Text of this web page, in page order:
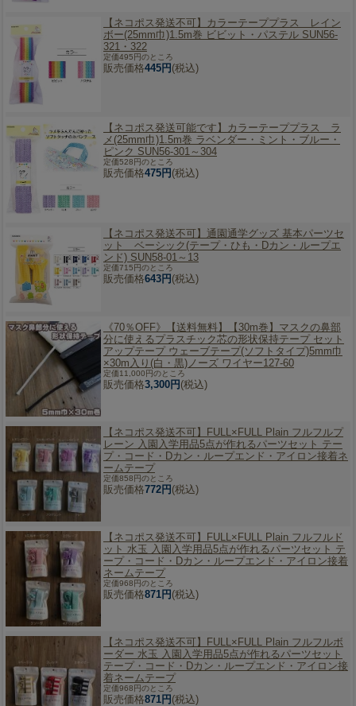
【ネコポス発送不可】
カラーテーププラス レイン
ボー(25mm巾)1.5m巻 ビビット・パステル SUN56-
321・322
定価495円のところ
販売価格445円 (税込)
【ネコポス発送可能です】
カラーテーププラス ラ
メ(25mm巾)1.5m巻 ラベンダー・ミント・ブルー・
ピンク SUN56-301～304
定価528円のところ
販売価格475円 (税込)
【ネコポス発送不可】 通園通学グッズ 基本パーツセ
ット ベーシック(テープ・ひも・Dカン・ループエ
ンド) SUN58-01～13
定価715円のところ
販売価格643円 (税込)
《70％OFF》【送料無料】
【30m巻】マスクの鼻部
分に使えるプラスチック芯の形状保持テープ セット
アップテープ ウェーブテープ(ソフトタイプ)5mm巾
×30m入り(白・黒)ノーズ ワイヤー127-60
定価11,000円のところ
販売価格3,300円 (税込)
【ネコポス発送不可】
FULL×FULL Plain フルフルプ
レーン 入園入学用品5点が作れるパーツセット テー
プ・コード・Dカン・ループエンド・アイロン接着ネ
ームテープ
定価858円のところ
販売価格772円 (税込)
【ネコポス発送不可】
FULL×FULL Plain フルフルド
ット 水玉 入園入学用品5点が作れるパーツセット テ
ープ・コード・Dカン・ループエンド・アイロン接着
ネームテープ
定価968円のところ
販売価格871円 (税込)
【ネコポス発送不可】
FULL×FULL Plain フルフルボ
ーダー 水玉 入園入学用品5点が作れるパーツセット
テープ・コード・Dカン・ループエンド・アイロン接
着ネームテープ
定価968円のところ
販売価格871円 (税込)